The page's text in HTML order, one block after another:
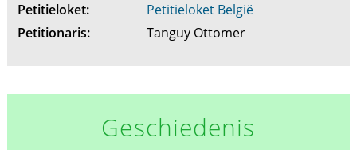
Petitieloket:
Petitieloket België
Petitionaris:
Tanguy Ottomer
Geschiedenis